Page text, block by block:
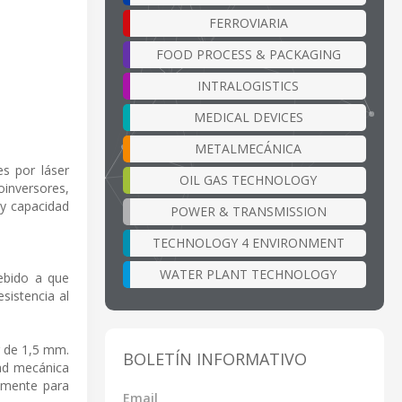
por láser
capacidad
a que
al
1,5 mm.
mecánica
para
FERROVIARIA
FOOD PROCESS & PACKAGING
INTRALOGISTICS
MEDICAL DEVICES
METALMECÁNICA
OIL GAS TECHNOLOGY
POWER & TRANSMISSION
TECHNOLOGY 4 ENVIRONMENT
WATER PLANT TECHNOLOGY
BOLETÍN INFORMATIVO
Email